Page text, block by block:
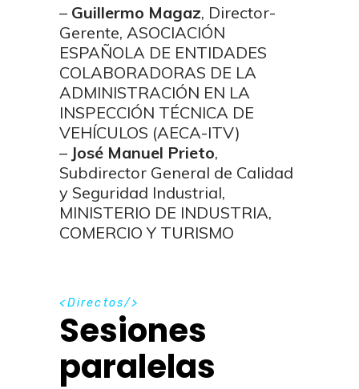
– Guillermo Magaz, Director-
Gerente, ASOCIACIÓN
ESPAÑOLA DE ENTIDADES
COLABORADORAS DE LA
ADMINISTRACIÓN EN LA
INSPECCIÓN TÉCNICA DE
VEHÍCULOS (AECA-ITV)
– José Manuel Prieto,
Subdirector General de Calidad
y Seguridad Industrial,
MINISTERIO DE INDUSTRIA,
COMERCIO Y TURISMO
Directos
Sesiones
paralelas